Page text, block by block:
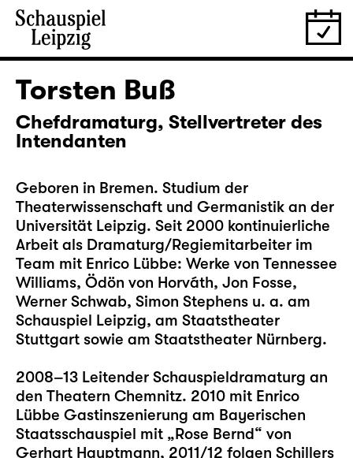
Torsten Buß
Chefdramaturg, Stellvertreter des
Intendanten
Geboren in Bremen. Studium der
Theaterwissenschaft und Germanistik an der
Universität Leipzig. Seit 2000 kontinuierliche
Arbeit als Dramaturg/Regiemitarbeiter im
Team mit Enrico Lübbe: Werke von Tennessee
Williams, Ödön von Horváth, Jon Fosse,
Werner Schwab, Simon Stephens u. a. am
Schauspiel Leipzig, am Staatstheater
Stuttgart sowie am Staatstheater Nürnberg.
2008–13 Leitender Schauspieldramaturg an
den Theatern Chemnitz. 2010 mit Enrico
Lübbe Gastinszenierung am Bayerischen
Staatsschauspiel mit „Rose Bernd“ von
Gerhart Hauptmann, 2011/12 folgen Schillers